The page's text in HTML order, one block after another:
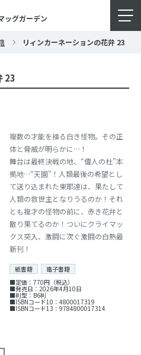
ッグガーデン
リィンカーネーションの花弁 23
23
複数の才能を操る白き怪物。その正
体と脅威が明らかに…！
舞台は最終決戦の地、“偉人の杜”本
拠地…“天園”！人類最後の希望とし
て送り込まれた東耶達は、果たして
人類の救世主となりうるのか！それ
とも複才の怪物の前に、赤き花弁と
散り果てるのか！ついにクライマッ
クス突入、激闘に次ぐ激闘の白熱最
新刊！
紙書籍
電子書籍
■定価：770円（税込）
■発売日：2026年4月10日
■判型：B6判
■ISBNコード10：4800017319
■ISBNコード13：9784800017314